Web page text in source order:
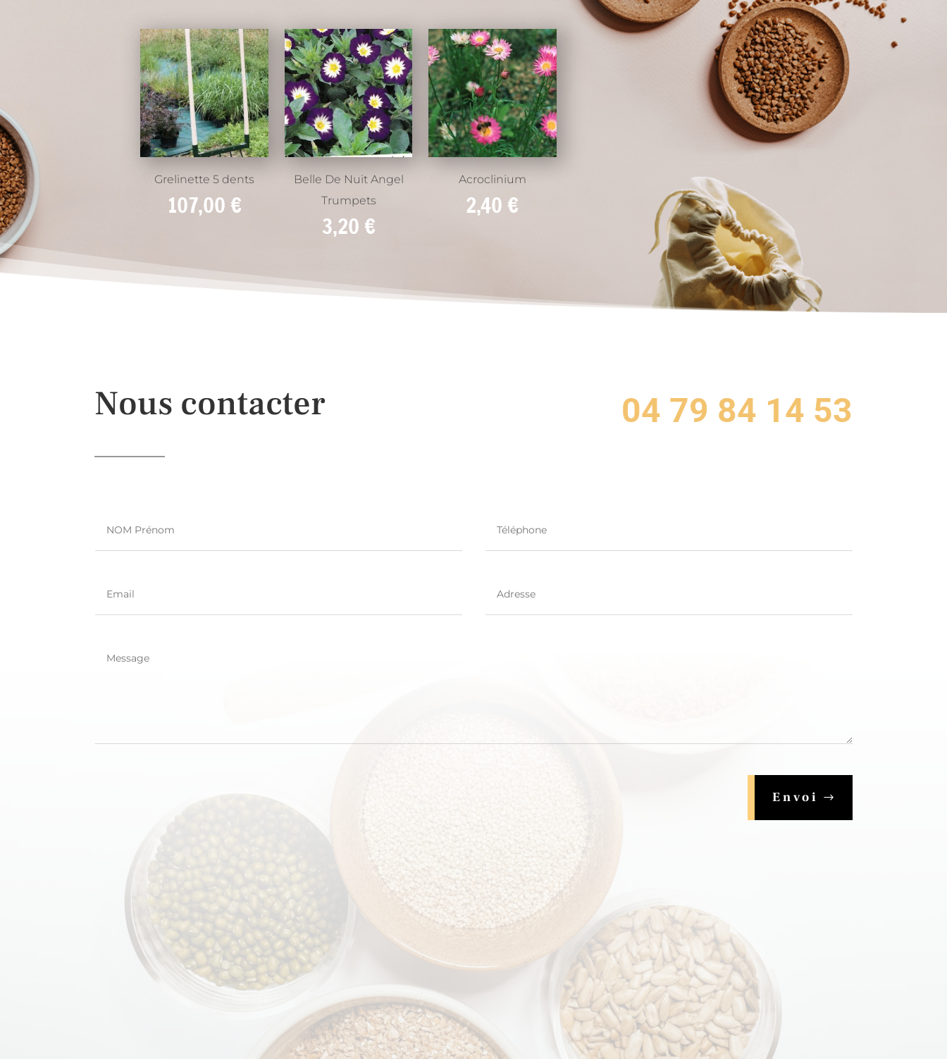
Grelinette 5 dents
107,00 €
Belle De Nuit Angel
Trumpets
3,20 €
Acroclinium
2,40 €
Nous contacter 04 79 84 14 53
Envoi